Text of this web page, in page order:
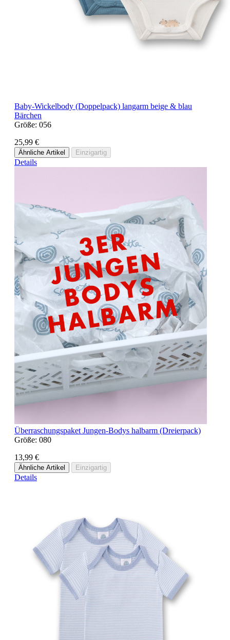
Baby-Wickelbody (Doppelpack) langarm beige & blau
Bärchen
Größe: 056
25,99 €
Ähnliche Artikel Einzigartig
Details
Überraschungspaket Jungen-Bodys halbarm (Dreierpack)
Größe: 080
13,99 €
Ähnliche Artikel Einzigartig
Details